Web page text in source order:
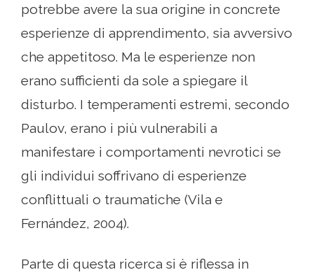
potrebbe avere la sua origine in concrete
esperienze di apprendimento, sia avversivo
che appetitoso. Ma le esperienze non
erano sufficienti da sole a spiegare il
disturbo. I temperamenti estremi, secondo
Paulov, erano i più vulnerabili a
manifestare i comportamenti nevrotici se
gli individui soffrivano di esperienze
conflittuali o traumatiche (Vila e
Fernández, 2004).
Parte di questa ricerca si è riflessa in